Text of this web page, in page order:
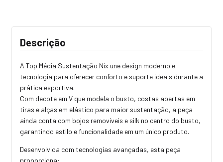
Descrição
A Top Média Sustentação Nix une design moderno e
tecnologia para oferecer conforto e suporte ideais durante a
prática esportiva.
Com decote em V que modela o busto, costas abertas em
tiras e alças em elástico para maior sustentação, a peça
ainda conta com bojos removíveis e silk no centro do busto,
garantindo estilo e funcionalidade em um único produto.
Desenvolvida com tecnologias avançadas, esta peça
proporciona: